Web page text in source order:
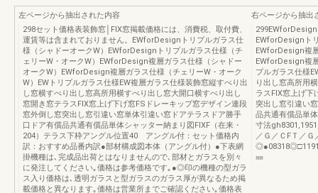
左ページから抽出された内容
298セット価格表装飾窓│FIX窓掲載価格には、消費税、取付費、
運賃等は含まれておりません。EWforDesignトリプルガラス仕
様（シャドーオークW）EWforDesignトリプルガラス仕様（チ
ェリーW・オークW）EWforDesign複層ガラス仕様（シャドー
オークW）EWforDesign複層ガラス仕様（チェリーW・オーク
W）EWトリプルガラス仕様EW複層ガラス仕様装飾窓縦すべり出
し窓横すべり出し窓高所用横すべり出し窓大開口横すべり出し
窓開き窓テラスFIX窓上げ下げ窓FSドレーキップ窓デザイン連段
窓外倒し窓突出し窓引違い窓単体引違い窓ドアテラスドア勝手
口ドア有償品共通有償品単体シャッター納まり図FIXF（在来・
204）テラス下枠アングル位置40 アングル付：セット価格内
訳：おすすめ品番内訳●部材構成図本体（アングル付）●下表網
掛機種は､完成品出荷とはなりませんので､部材とガラスを別々
に発注してください｡価格は参考価格です｡●◎印の機種の型ガラ
ス入り価格は､透明ガラスと型ガラスのガラス厚が異なるため掲
載価格と異なります｡価格は営業所までご確認ください｡価格表
右ページから抽出
EWforDesignト
EWforDesign複
EWforDesign複
プルガラス仕様
り出し窓高所用
ラスFIX窓上げ下
突出し窓引違い
品共通有償品単
寸法
／Ｇ／ＣFＴ／Ｇ
㎜